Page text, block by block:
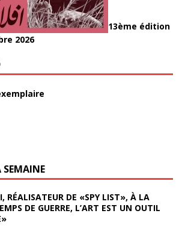
13ème édition
2026
SEMAINE
RÉALISATEUR DE «SPY LIST», À LA
DE GUERRE, L’ART EST UN OUTIL